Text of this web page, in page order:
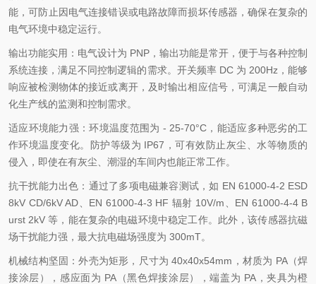
能，可防止因电气连接错误或电路故障而损坏传感器，确保在复杂的
电气环境中稳定运行。
输出功能实用：电气设计为 PNP，输出功能是常开，便于与各种控制
系统连接，满足不同控制逻辑的需求。开关频率 DC 为 200Hz，能够
响应被检测物体的接近或离开，及时输出相应信号，可满足一般自动
化生产线的监测和控制需求。
适应环境能力强：环境温度范围为 - 25-70°C，能适应多种恶劣的工
作环境温度变化。防护等级为 IP67，可有效防止灰尘、水等物质的
侵入，即使在有灰尘、潮湿的车间内也能正常工作。
抗干扰能力出色：通过了多项电磁兼容测试，如 EN 61000-4-2 ESD
8kV CD/6kV AD、EN 61000-4-3 HF 辐射 10V/m、EN 61000-4-4 B
urst 2kV 等，能在复杂的电磁环境中稳定工作。此外，该传感器抗磁
场干扰能力强，最大抗电磁场强度为 300mT。
机械结构坚固：外壳为矩形，尺寸为 40x40x54mm，材质为 PA（焊
接涂层），感应面为 PA（黑色焊接涂层），端盖为 PA，夹具为橙